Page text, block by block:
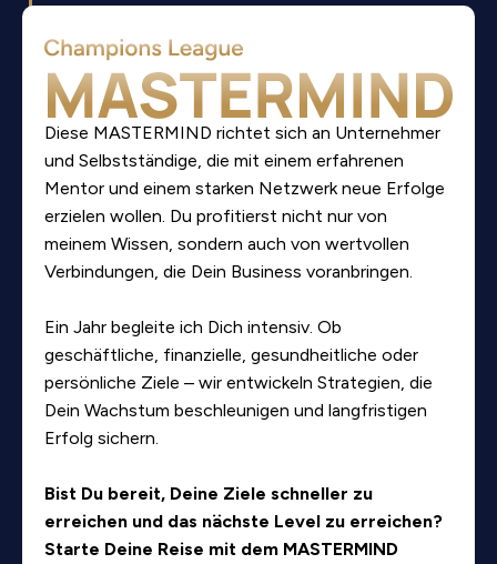
Diese MASTERMIND richtet sich an Unternehmer
und Selbstständige, die mit einem erfahrenen
Mentor und einem starken Netzwerk neue Erfolge
erzielen wollen. Du profitierst nicht nur von
meinem Wissen, sondern auch von wertvollen
Verbindungen, die Dein Business voranbringen.
Ein Jahr begleite ich Dich intensiv. Ob
geschäftliche, finanzielle, gesundheitliche oder
persönliche Ziele – wir entwickeln Strategien, die
Dein Wachstum beschleunigen und langfristigen
Erfolg sichern.
Bist Du bereit, Deine Ziele schneller zu
erreichen und das nächste Level zu erreichen?
Starte Deine Reise mit dem MASTERMIND